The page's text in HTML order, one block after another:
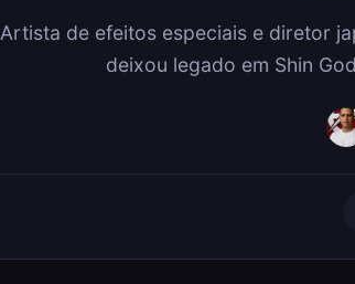
Artista de efeitos especiais e diretor
deixou legado em Shin